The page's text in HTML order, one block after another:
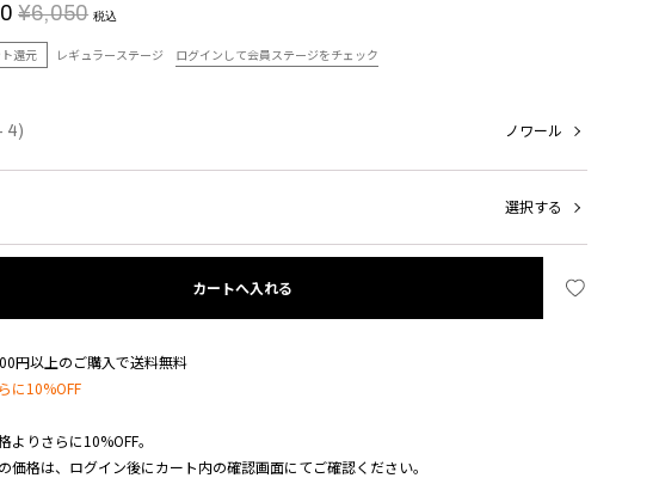
¥6,050 税込
還元 レギュラーステージ ログインして会員ステージをチェック
4) ノワール
選択する
カートへ入れる
円以上のご購入で送料無料
に10%OFF
よりさらに10%OFF。
価格は、ログイン後にカート内の確認画面にてご確認ください。